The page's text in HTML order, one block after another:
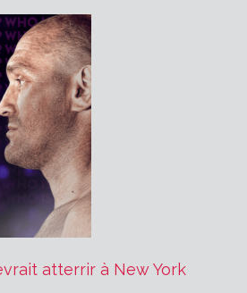
atterrir à New York